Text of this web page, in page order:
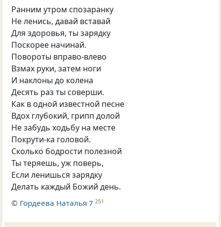
Ранним утром спозаранку
Не ленись, давай вставай
Для здоровья, ты зарядку
Поскорее начинай.
Повороты вправо-влево
Взмах руки, затем ноги
И наклоны до колена
Десять раз ты соверши.
Как в одной известной песне
Вдох глубокий, грипп долой
Не забудь ходьбу на месте
Покрути-ка головой.
Сколько бодрости полезной
Ты теряешь, уж поверь,
Если ленишься зарядку
Делать каждый Божий день.
© Гордеева Наталья 7 251